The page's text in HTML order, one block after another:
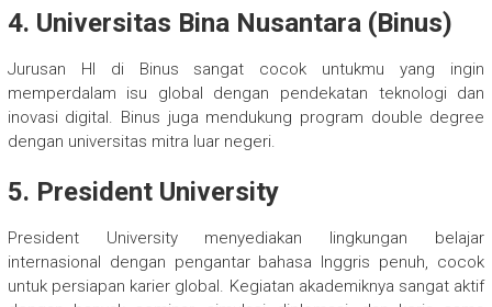
4. Universitas Bina Nusantara (Binus)
Jurusan HI di Binus sangat cocok untukmu yang ingin
memperdalam isu global dengan pendekatan teknologi dan
inovasi digital. Binus juga mendukung program double degree
dengan universitas mitra luar negeri.
5. President University
President University menyediakan lingkungan belajar
internasional dengan pengantar bahasa Inggris penuh, cocok
untuk persiapan karier global. Kegiatan akademiknya sangat aktif